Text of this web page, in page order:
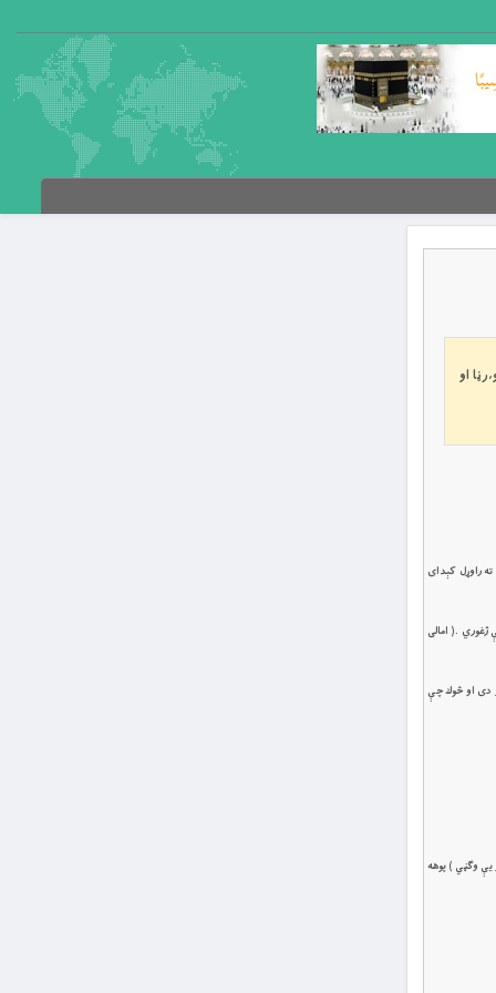
او
راوړل کېدای
ژغوري .( امالى
دى او څوك چې
۲۶۹)=(د خداى) چې چاته خوښه شي ( او وړ يې وګڼي ) پوهه